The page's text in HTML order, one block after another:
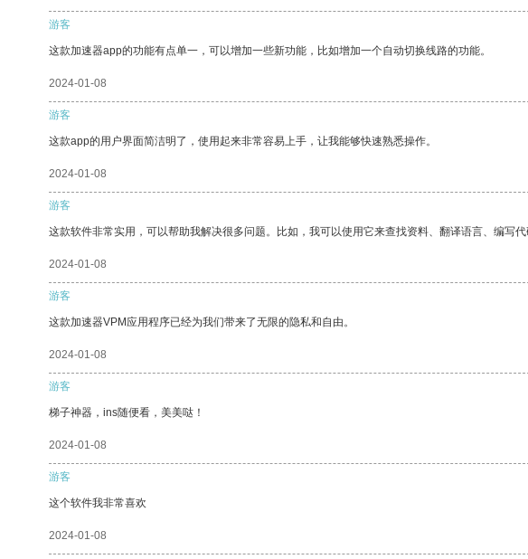
游客
这款加速器app的功能有点单一，可以增加一些新功能，比如增加一个自动切换线路的功能。
2024-01-08
游客
这款app的用户界面简洁明了，使用起来非常容易上手，让我能够快速熟悉操作。
2024-01-08
游客
这款软件非常实用，可以帮助我解决很多问题。比如，我可以使用它来查找资料、翻译语言、编写代
2024-01-08
游客
这款加速器VPM应用程序已经为我们带来了无限的隐私和自由。
2024-01-08
游客
梯子神器，ins随便看，美美哒！
2024-01-08
游客
这个软件我非常喜欢
2024-01-08